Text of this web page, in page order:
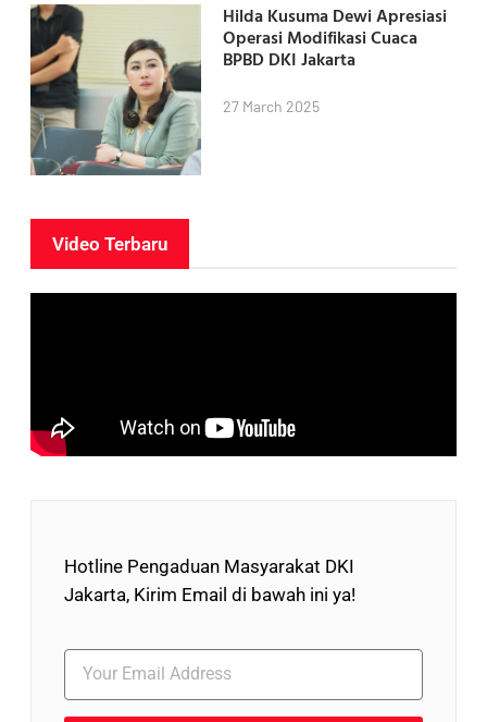
Hilda Kusuma Dewi Apresiasi
Operasi Modifikasi Cuaca
BPBD DKI Jakarta
27 March 2025
Video Terbaru
Hotline Pengaduan Masyarakat DKI
Jakarta, Kirim Email di bawah ini ya!